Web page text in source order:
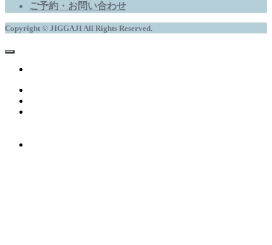
ご予約・お問い合わせ
Copyright © JIGGAJI All Rights Reserved.